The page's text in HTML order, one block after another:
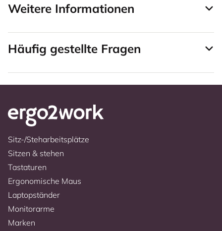
Weitere Informationen
Häufig gestellte Fragen
Sitz-/Steharbeitsplätze
Sitzen & stehen
Tastaturen
Ergonomische Maus
Laptopständer
Monitorarme
Marken